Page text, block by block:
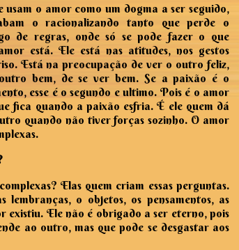
usam o amor como um dogma a ser seguido,
o racionalizando tanto que perde o
de regras, onde só se pode fazer o que
está. Ele está nas atitudes, nos gestos
Está na preocupação de ver o outro feliz,
bem, de se ver bem. Se a paixão é o
esse é o segundo e ultimo. Pois é o amor
fica quando a paixão esfria. É ele quem dá
quando não tiver forças sozinho. O amor
Elas quem criam essas perguntas.
o objetos, os pensamentos, as
existiu. Ele não é obrigado a ser eterno, pois
ao outro, mas que pode se desgastar aos